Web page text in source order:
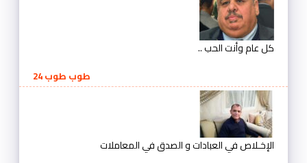
كل عام وأنت الحب ..
طوب طوب 24
الإخـلاص في العبادات و الصدق في المعاملات